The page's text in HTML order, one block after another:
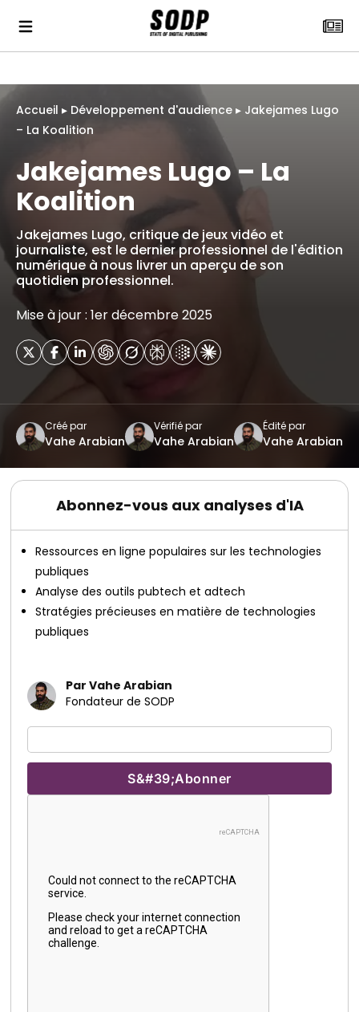
Accueil ▸ Développement d'audience ▸ Jakejames Lugo
– La Koalition
Jakejames Lugo – La
Koalition
Jakejames Lugo, critique de jeux vidéo et
journaliste, est le dernier professionnel de l'édition
numérique à nous livrer un aperçu de son
quotidien professionnel.
Mise à jour : 1er décembre 2025
Créé par
Vahe Arabian
Vérifié par
Vahe Arabian
Édité par
Vahe Arabian
Abonnez-vous aux analyses d'IA
Ressources en ligne populaires sur les technologies
publiques
Analyse des outils pubtech et adtech
Stratégies précieuses en matière de technologies
publiques
Par Vahe Arabian
Fondateur de SODP